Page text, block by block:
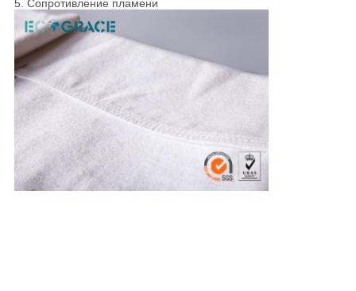
5. Сопротивление пламени